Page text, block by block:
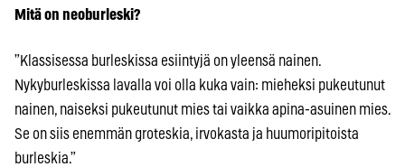
Mitä on neoburleski?
”Klassisessa burleskissa esiintyjä on yleensä nainen.
Nykyburleskissa lavalla voi olla kuka vain: mieheksi pukeutunut
nainen, naiseksi pukeutunut mies tai vaikka apina-asuinen mies.
Se on siis enemmän groteskia, irvokasta ja huumoripitoista
burleskia.”